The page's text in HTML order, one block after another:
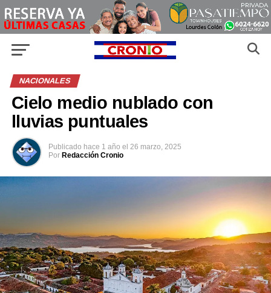
NACIONALES
Cielo medio nublado con
lluvias puntuales
Publicado hace 1 año el 26 marzo, 2025
Por Redacción Cronio